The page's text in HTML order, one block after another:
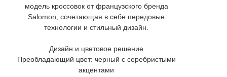
модель кроссовок от французского бренда
Salomon, сочетающая в себе передовые
технологии и стильный дизайн.
Дизайн и цветовое решение
Преобладающий цвет: черный с серебристыми
акцентами